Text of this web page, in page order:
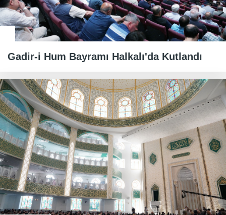
Gadir-i Hum Bayramı Halkalı'da Kutlandı